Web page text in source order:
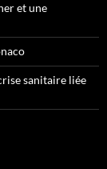
et une
sanitaire liée